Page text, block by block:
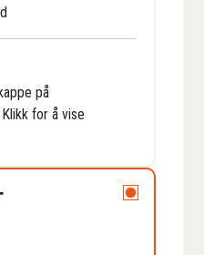
på
for å vise